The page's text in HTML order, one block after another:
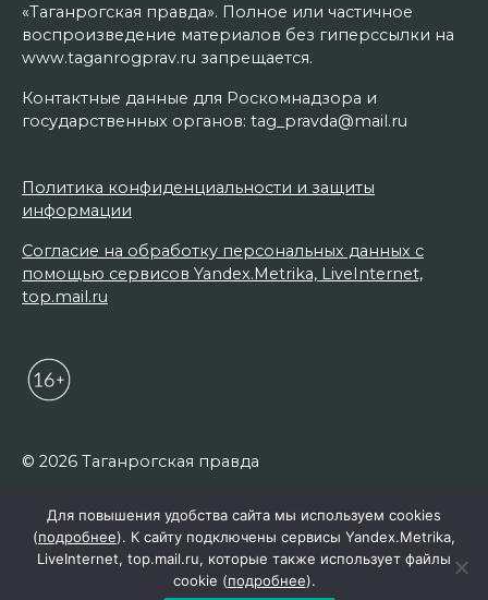
«Таганрогская правда». Полное или частичное
воспроизведение материалов без гиперссылки на
www.taganrogprav.ru запрещается.
Контактные данные для Роскомнадзора и
государственных органов: tag_pravda@mail.ru
Политика конфиденциальности и защиты
информации
Согласие на обработку персональных данных с
помощью сервисов Yandex.Metrika, LiveInternet,
top.mail.ru
© 2026 Таганрогская правда
Для повышения удобства сайта мы используем cookies
(подробнее). К сайту подключены сервисы Yandex.Metrika,
LiveInternet, top.mail.ru, которые также использует файлы
cookie (подробнее).